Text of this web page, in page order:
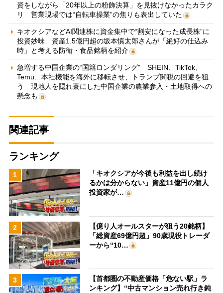
資をしながら「20年以上の粉飾決算」を見抜けなかったカラク
リ 営業現場では“自転車操業”の焦りも表出していた
キオクシアなどAI関連株に資金集中で“割安になった成長株”に
投資妙味 資産1.5億円超の坂本慎太郎さんが「絶好の仕込み
時」と考える防衛・食品銘柄を紹介
急増する中国企業の“国籍ロンダリング” SHEIN、TikTok、
Temu…本社機能を海外に移転させ、トランプ関税の回避を狙
う 現地人を隠れ蓑にした中国企業の農業参入・土地取得への
懸念も
関連記事
ランキング
1
「キオクシアが今後も利益を出し続け
るかは分からない」資産11億円の個人
投資家が…
2
【億り人オールスターが狙う20銘柄】
「総資産69億円超」90歳現役トレーダ
ーから“10…
3
【首都圏の不動産価格「危ない駅」ラ
ンキング】“中古マンション売れ行き鈍